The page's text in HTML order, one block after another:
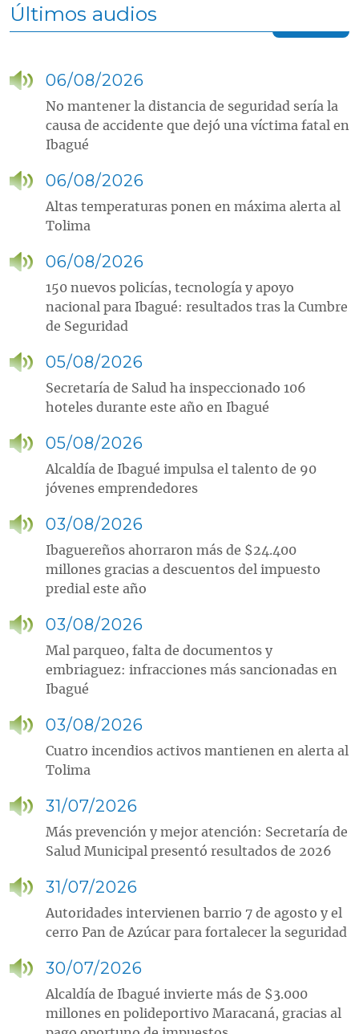
Últimos audios
06/08/2026
No mantener la distancia de seguridad sería la
causa de accidente que dejó una víctima fatal en
Ibagué
06/08/2026
Altas temperaturas ponen en máxima alerta al
Tolima
06/08/2026
150 nuevos policías, tecnología y apoyo
nacional para Ibagué: resultados tras la Cumbre
de Seguridad
05/08/2026
Secretaría de Salud ha inspeccionado 106
hoteles durante este año en Ibagué
05/08/2026
Alcaldía de Ibagué impulsa el talento de 90
jóvenes emprendedores
03/08/2026
Ibaguereños ahorraron más de $24.400
millones gracias a descuentos del impuesto
predial este año
03/08/2026
Mal parqueo, falta de documentos y
embriaguez: infracciones más sancionadas en
Ibagué
03/08/2026
Cuatro incendios activos mantienen en alerta al
Tolima
31/07/2026
Más prevención y mejor atención: Secretaría de
Salud Municipal presentó resultados de 2026
31/07/2026
Autoridades intervienen barrio 7 de agosto y el
cerro Pan de Azúcar para fortalecer la seguridad
30/07/2026
Alcaldía de Ibagué invierte más de $3.000
millones en polideportivo Maracaná, gracias al